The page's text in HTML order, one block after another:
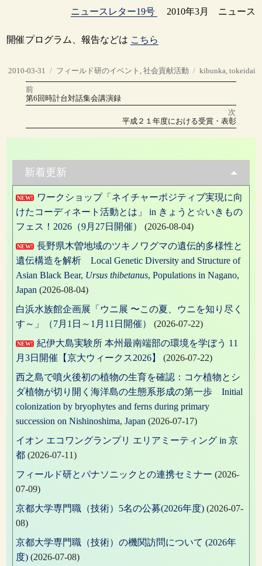
ニュースレター19号 2010年3月 ニュース
開催プログラム、報告などは こちら
投
2010-03-31
カ
テ
ゴ
リ
フィールド研のイベント , 社会貢献活動
タ
グ
kibunka, tokeidai
投
ナ
ゲ
ー
シ
ョ
ン
前
前
の
第6回時計台対話集会講演録
次
の
平成２１年度における受賞・表彰
新着更新
NEW!
ワークショップ「ネイチャーポジティブ実現に向
けたコーディネート活動とは」 in きょうと☆いきもの
フェス！2026（9月27日開催）
(2026-08-04)
NEW!
長野県木曽地域のツキノワグマの遺伝的多様性と
遺伝構造を解析 Local Genetic Diversity and Structure of
Asian Black Bear, Ursus thibetanus, Populations in Nagano,
Japan (2026-08-04)
白浜水族館企画展「ウニ展 〜この夏、ウニを知り尽く
す～」（7月1日～1月11日開催）
(2026-07-22)
NEW!
紀伊大島実験所 本州最南端部の環境を学ぼう 11
月3日開催【京大ウィークス2026】
(2026-07-22)
西之島で噴火後初の植物の生育を確認：コケ植物とシ
ダ植物が切り開く海洋島の生態系形成の第一歩 Initial
colonization by bryophytes and ferns during primary
succession on Nishinoshima, Japan (2026-07-17)
イオン エコワングランプリ エリアミーティング in 京
都 (2026-07-11)
フィールド研とパナソニックとの連携セミナー (2026-
07-09)
京都大学専門職（技術）5名の公募(2026年度) (2026-07-
08)
京都大学専門職（技術）の機関訪問について (2026年
度) (2026-07-08)